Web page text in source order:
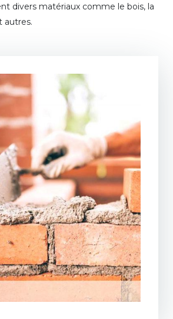
divers matériaux comme le bois, la
autres.